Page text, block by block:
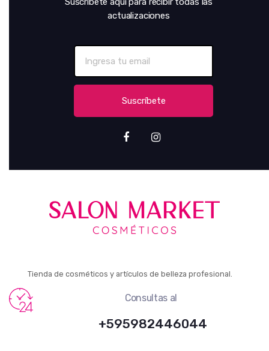
actualizaciones
Suscríbete
Tienda de cosméticos y artículos de belleza profesional.
Consultas al
+595982446044